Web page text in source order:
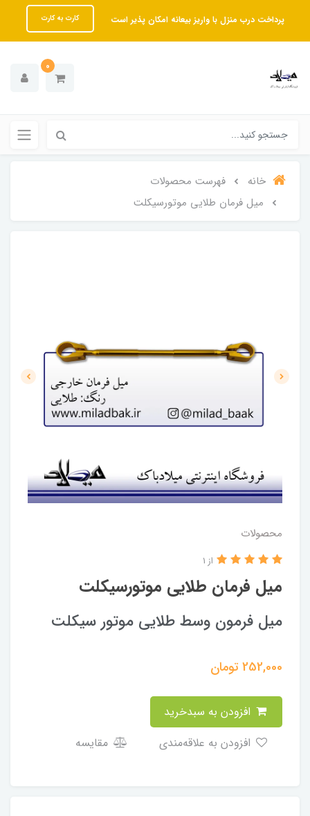
پرداخت درب منزل با واریز بیعانه امکان پذیر است کارت به کارت
0
خانه
فهرست محصولات
میل فرمان طلایی موتورسیکلت
محصولات
میل فرمان طلایی موتورسیکلت
از 1
میل فرمون وسط طلایی موتور سیکلت
252,000تومان
مقایسه